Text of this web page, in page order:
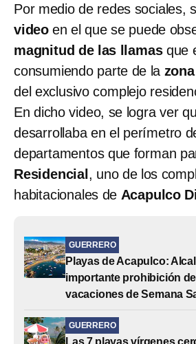
Por medio de redes sociales,
video en el que se puede
magnitud de las llamasque
consumiendo parte de la
del exclusivo complejo
En dicho video, se logra ver
desarrollaba en el perímetro
departamentos que forman
Residencial , uno de los
habitacionales de Acapulco
GUERRERO
Playas de Acapulco:
importante prohibición
vacaciones de Semana
GUERRERO
Las 7 playas vírgenes